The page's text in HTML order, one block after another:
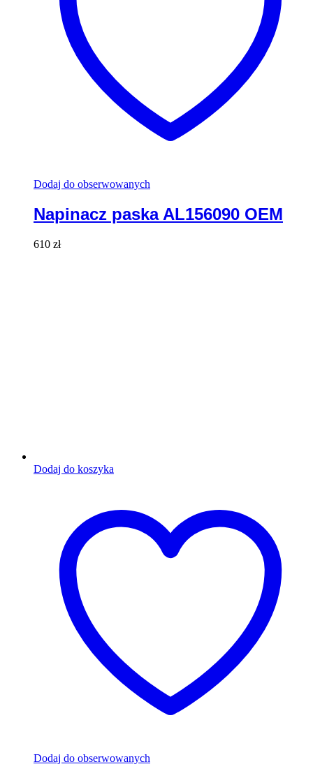
Dodaj do obserwowanych
Napinacz paska AL156090 OEM
610 zł
Dodaj do koszyka
Dodaj do obserwowanych